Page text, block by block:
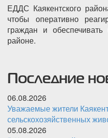
ЕДДС Каякентского
чтобы оперативно
граждан и
районе.
Последние
06.08.2026
Уважаемые жители
сельскохозяйственных
05.08.2026